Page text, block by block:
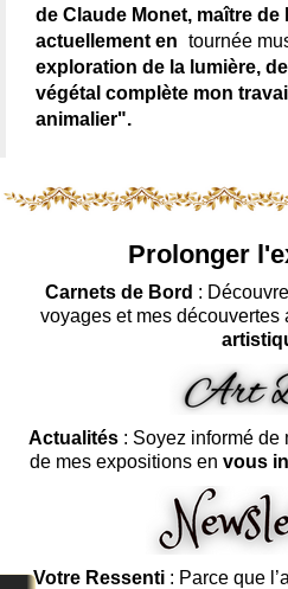
de Claude Monet, maître
actuellement en tournée
exploration de la lumière,
végétal complète mon
animalier".
Prolonger
Carnets de Bord :
voyages et mes découvertes
Actualités : Soyez informé de
de mes expositions en vous
Votre Ressenti: Parce que